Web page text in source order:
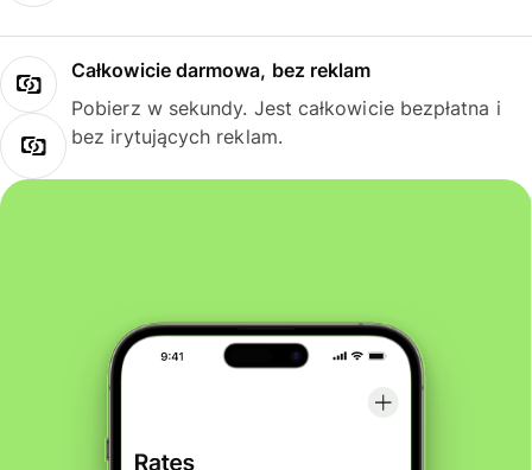
Całkowicie darmowa, bez reklam
Pobierz w sekundy. Jest całkowicie bezpłatna i
bez irytujących reklam.